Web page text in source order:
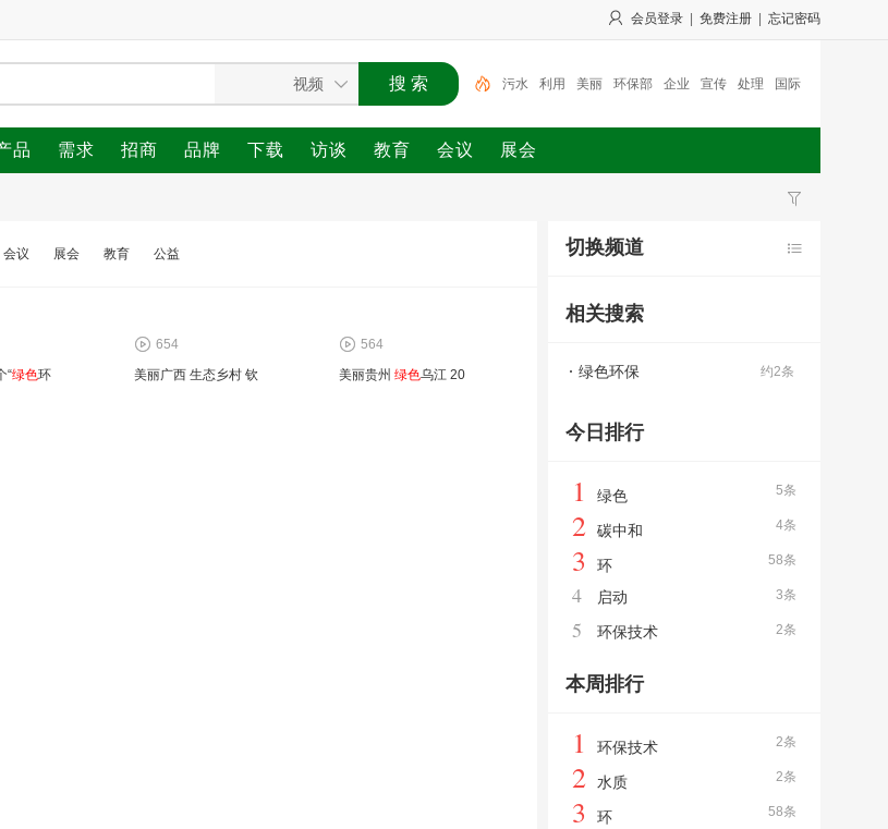
会员登录 免费注册 忘记密码
污水 利用 美丽 环保部 企业 宣传 处理 国际
水处理 会议
品 需求 招商 品牌 下载 访谈 教育 会议 展会
会议 展会 教育 公益
“绿色环
654
美丽广西 生态乡村 钦
564
美丽贵州 绿色乌江 20
切换频道
相关搜索
约2条
绿色环保
今日排行
5条
1 绿色
4条
2 碳中和
58条
3 环
3条
4 启动
2条
5 环保技术
本周排行
2条
1 环保技术
2条
2 水质
58条
3 环